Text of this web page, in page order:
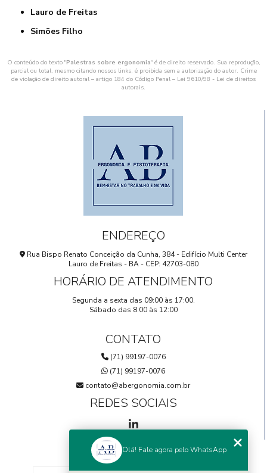
Lauro de Freitas
Simões Filho
O conteúdo do texto "Palestras sobre ergonomia" é de direito reservado. Sua reprodução,
parcial ou total, mesmo citando nossos links, é proibida sem a autorização do autor. Crime
de violação de direito autoral – artigo 184 do Código Penal – Lei 9610/98 - Lei de direitos
autorais.
ENDEREÇO
Rua Bispo Renato Conceição da Cunha, 384 - Edifício Multi Center
Lauro de Freitas - BA - CEP: 42703-080
HORÁRIO DE ATENDIMENTO
Segunda a sexta das 09:00 às 17:00.
Sábado das 8:00 às 12:00
CONTATO
(71) 99197-0076
(71) 99197-0076
contato@abergonomia.com.br
REDES SOCIAIS
MENU
Olá! Fale agora pelo WhatsApp